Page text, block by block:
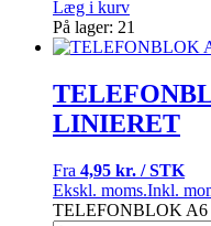
Læg i kurv
På lager: 21
LINIERET
Fra 4,95 kr. / STK
Ekskl. moms.Inkl.
TELEFONBLOK A6